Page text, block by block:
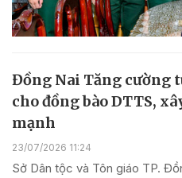
Đồng Nai Tăng cường
cho đồng bào DTTS,
mạnh
23/07/2026 11:24
Sở Dân tộc và Tôn giáo TP.